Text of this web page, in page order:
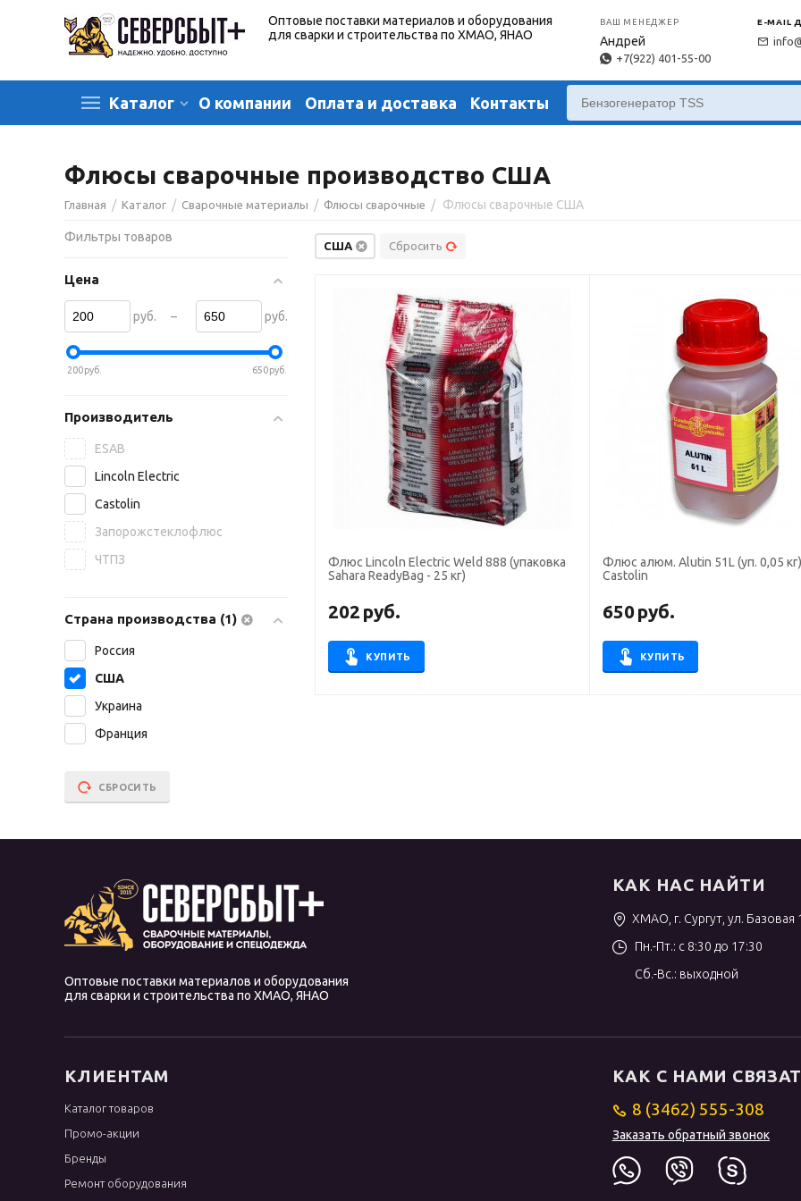
Оптовые поставки материалов и оборудования
для сварки и строительства по ХМАО, ЯНАО
ВАШ МЕНЕДЖЕР
Андрей
+7(922) 401-55-00
E-MAIL
Каталог О компании Оплата и доставка Контакты
Флюсы сварочные производство США
Главная / Каталог / Сварочные материалы / Флюсы сварочные / Флюсы сварочные США
США Сбросить
Флюс Lincoln Electric Weld 888 (упаковка
Sahara ReadyBag - 25 кг)
202 руб.
КУПИТЬ
Флюс алюм. Alutin 51L (уп. 0,05
Castolin
650руб.
КУПИТЬ
Фильтры товаров
Цена
руб. – руб.
200руб. 650руб.
Производитель
ESAB
Lincoln Electric
Castolin
Запорожстеклофлюс
ЧТПЗ
Страна производства (1)
Россия
США
Украина
Франция
СБРОСИТЬ
Оптовые поставки материалов и оборудования
для сварки и строительства по ХМАО, ЯНАО
КАК НАС НАЙТИ
ХМАО, г. Сургут, ул. Базовая
Пн.-Пт.: с 8:30 до 17:30
Сб.-Вс.: выходной
КЛИЕНТАМ
Каталог товаров
Промо-акции
Бренды
Ремонт оборудования
КАК С НАМИ
8 (3462) 555-308
Заказать обратный звонок